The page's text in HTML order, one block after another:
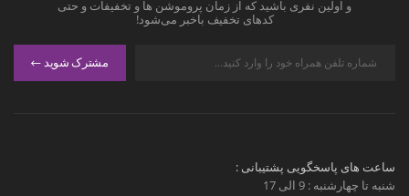
و اولین نفری باشید که از زمان پروموشن ها و تخفیفات و حتی
کدهای تخفیف باخبر می‌شود!
مشترک شوید
ساعت های پاسخگویی پشتیبانی :
شنبه تا چهارشنبه : 9 الی 17